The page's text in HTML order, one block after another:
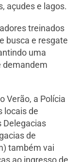
açudes e lagos.
treinados
busca e resgate
uma
demandem
Verão, a Polícia
locais de
Delegacias
de
também vai
ao ingresso de